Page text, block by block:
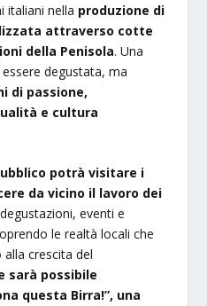
italiani nella produzione di
attraverso cotte
della Penisola. Una
degustata, ma
di passione,
e cultura
potrà visitare i
da vicino il lavoro dei
eventi e
le realtà locali che
crescita del
sarà possibile
questa Birra!”, una